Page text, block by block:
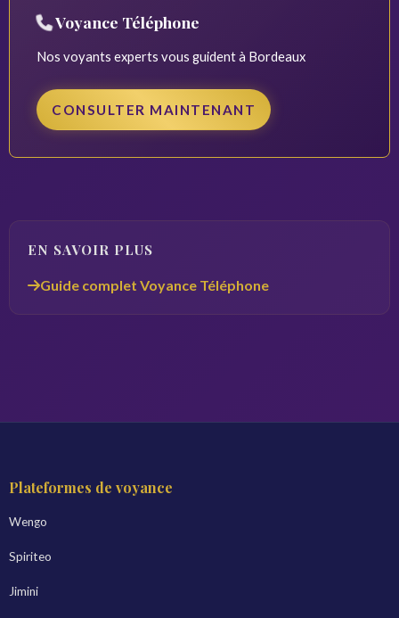
Voyance Téléphone
Nos voyants experts vous guident à Bordeaux
CONSULTER MAINTENANT
EN SAVOIR PLUS
Guide complet Voyance Téléphone
Plateformes de voyance
Wengo
Spiriteo
Jimini